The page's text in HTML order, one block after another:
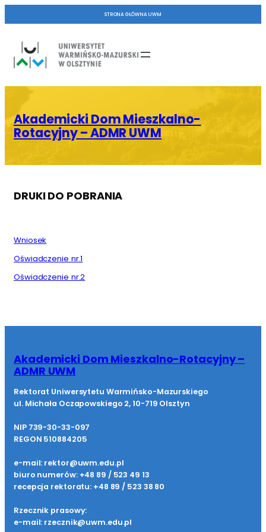
STRONA GŁÓWNA UWM
Akademicki Dom Mieszkalno-
Rotacyjny – ADMR UWM
DRUKI DO POBRANIA
Wniosek
Oświadczenie nr.1
Oświadczenie nr.2
Akademicki Dom Mieszkalno-Rotacyjny –
ADMR UWM
Rektorat Uniwersytetu Warmińsko-Mazurskiego
ul. Michała Oczapowskiego 2, 10-719 Olsztyn
NIP 739-30-33-097
REGON 510884205
e-mail: rektor@uwm.edu.pl
biuro numerów: +48 89 / 523 49 13
recepcja rektoratu: +48 89 / 523 38 80
Rzecznik prasowy:
e-mail: rzecznik@uwm.edu.pl